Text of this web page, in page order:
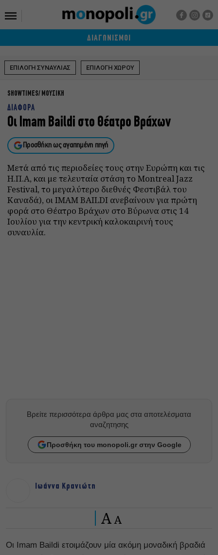
ΔΙΑΓΩΝΙΣΜΟΙ
ΕΠΙΛΟΓΗ ΣΥΝΑΥΛΙΑΣ ΕΠΙΛΟΓΗ ΧΩΡΟΥ
SHOWTIMES ΜΟΥΣΙΚΗ
ΔΙΑΦΟΡΑ
Οι Imam Baildi στο Θέατρο Βράχων
Προσθήκη ως αγαπημένη πηγή
Mετά από τις περιοδείες τους στην Ευρώπη και τις
Η.Π.Α, και με τελευταία στάση το Montreal Jazz
Festival, το μεγαλύτερο διεθνές Φεστιβάλ του
Καναδά), οι ΙΜΑΜ BAILDI ανεβαίνουν για πρώτη
φορά στο Θέατρο Βράχων στο Βύρωνα στις 14
Ιουλίου για την κεντρική καλοκαιρινή τους
συναυλία.
Βρείτε περισσότερα άρθρα μας στα αποτελέσματα
αναζητησης
Προσθήκη του monopoli.gr στην Google
Ιωάννα Κρανιώτη
A A
Οι Imam Baildi ετοιμάζουν μία ακόμη μοναδική βραδιά